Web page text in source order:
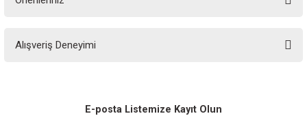
yetersiz gördüğünüz noktaları öneri formunu kullanarak tarafımıza
Ürün resmi kalitesiz, bozuk veya görüntülenemiyor.
Alışveriş Deneyimi
E-posta Listemize Kayıt Olun